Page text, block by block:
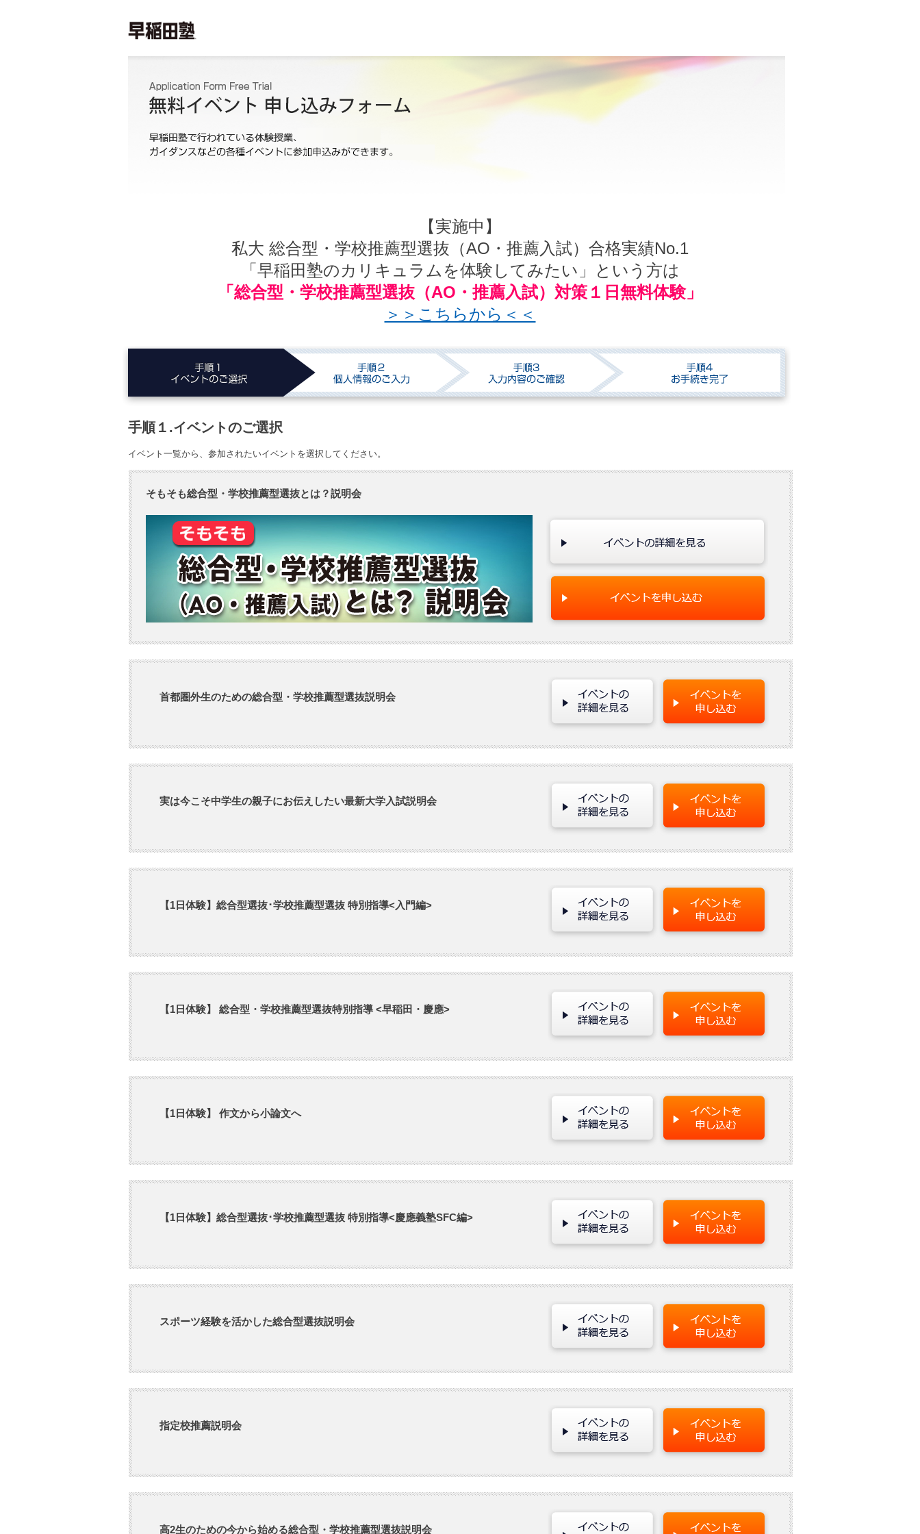
【実施中】
私大 総合型・学校推薦型選抜（AO・推薦入試）合格実績No.1
「早稲田塾のカリキュラムを体験してみたい」という方は
「総合型・学校推薦型選抜（AO・推薦入試）対策１日無料体験」
＞＞こちらから＜＜
手順１.イベントのご選択
イベント一覧から、参加されたいイベントを選択してください。
そもそも総合型・学校推薦型選抜とは？説明会
首都圏外生のための総合型・学校推薦型選抜説明会
実は今こそ中学生の親子にお伝えしたい最新大学入試説明会
【1日体験】総合型選抜･学校推薦型選抜 特別指導<入門編>
【1日体験】 総合型・学校推薦型選抜特別指導 <早稲田・慶應>
【1日体験】 作文から小論文へ
【1日体験】総合型選抜･学校推薦型選抜 特別指導<慶應義塾SFC編>
スポーツ経験を活かした総合型選抜説明会
指定校推薦説明会
高2生のための今から始める総合型・学校推薦型選抜説明会